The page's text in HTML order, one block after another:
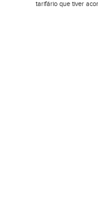
tarifário que tiver